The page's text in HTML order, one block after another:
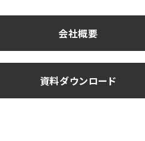
会社概要
資料ダウンロード